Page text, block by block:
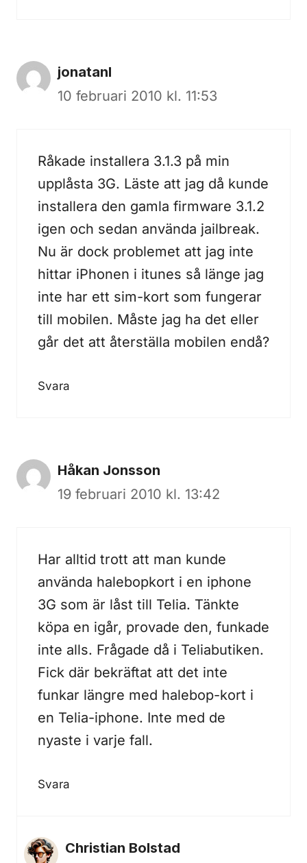
jonatanI
10 februari 2010 kl. 11:53
Råkade installera 3.1.3 på min
upplåsta 3G. Läste att jag då kunde
installera den gamla firmware 3.1.2
igen och sedan använda jailbreak.
Nu är dock problemet att jag inte
hittar iPhonen i itunes så länge jag
inte har ett sim-kort som fungerar
till mobilen. Måste jag ha det eller
går det att återställa mobilen endå?
Svara
Håkan Jonsson
19 februari 2010 kl. 13:42
Har alltid trott att man kunde
använda halebopkort i en iphone
3G som är låst till Telia. Tänkte
köpa en igår, provade den, funkade
inte alls. Frågade då i Teliabutiken.
Fick där bekräftat att det inte
funkar längre med halebop-kort i
en Telia-iphone. Inte med de
nyaste i varje fall.
Svara
Christian Bolstad